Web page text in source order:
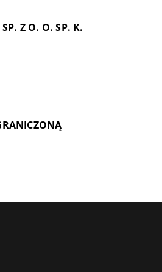
Z O. O. SP. K.